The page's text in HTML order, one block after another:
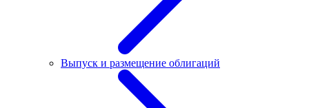
Выпуск и размещение облигаций